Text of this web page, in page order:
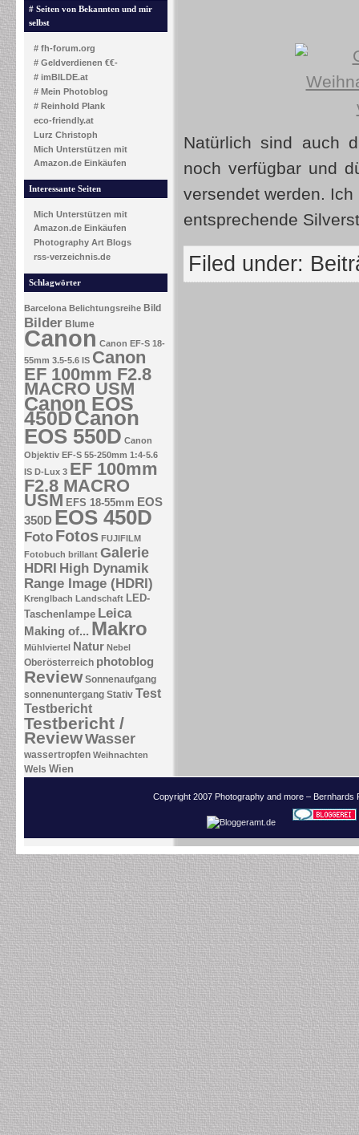
# Seiten von Bekannten und mir
selbst
# fh-forum.org
# Geldverdienen €€-
# imBILDE.at
# Mein Photoblog
# Reinhold Plank
eco-friendly.at
Lurz Christoph
Mich Unterstützen mit
Amazon.de Einkäufen
Interessante Seiten
Mich Unterstützen mit
Amazon.de Einkäufen
Photography Art Blogs
rss-verzeichnis.de
Schlagwörter
Barcelona Belichtungsreihe Bild
Bilder Blume
Canon Canon EF-S 18-
55mm 3.5-5.6 IS Canon
EF 100mm F2.8
MACRO USM
Canon EOS
450DCanon
EOS 550D Canon
Objektiv EF-S 55-250mm 1:4-5.6
IS D-Lux 3 EF 100mm
F2.8 MACRO
USM EFS 18-55mm EOS
350D EOS 450D
Foto Fotos FUJIFILM
Fotobuch brillant Galerie
HDRI High Dynamik
Range Image (HDRI)
Krenglbach Landschaft LED-
Taschenlampe Leica
Making of... Makro
Mühlviertel Natur Nebel
Oberösterreich photoblog
Review Sonnenaufgang
sonnenuntergang Stativ Test
Testbericht
Testbericht /
ReviewWasser
wassertropfen Weihnachten
Wels Wien
Natürlich sind auch
noch verfügbar und
versendet werden.
entsprechende
Filed under:
Copyright 2007 Photography and more –